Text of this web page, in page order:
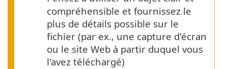
compréhensible et fournissez le
plus de détails possible sur le
fichier (par ex., une capture d'écran
ou le site Web à partir duquel vous
l'avez téléchargé)